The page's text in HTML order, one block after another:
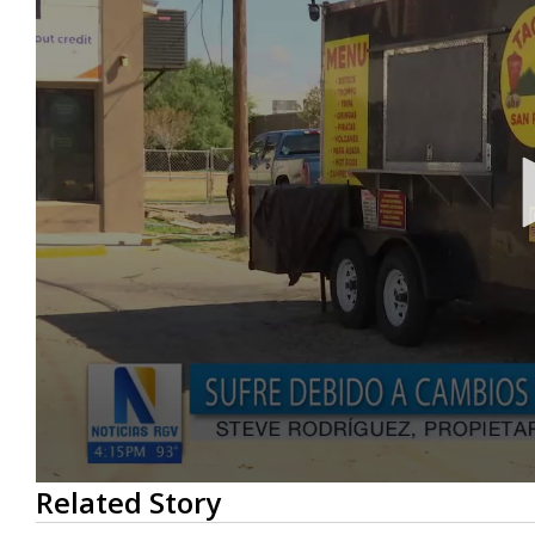
0
seconds
of
Related Story